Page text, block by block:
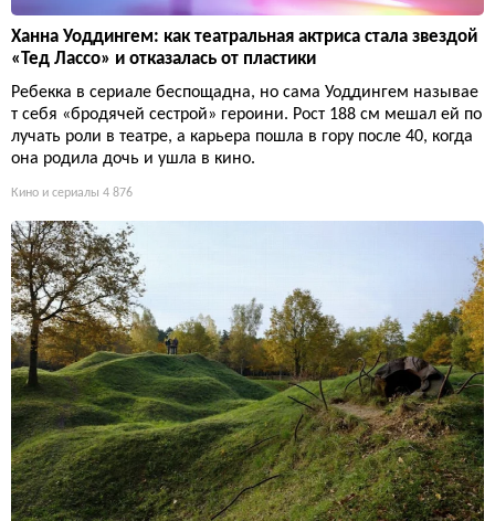
Ханна Уоддингем: как театральная актриса стала звездой
«Тед Лассо» и отказалась от пластики
Ребекка в сериале беспощадна, но сама Уоддингем называе
т себя «бродячей сестрой» героини. Рост 188 см мешал ей по
лучать роли в театре, а карьера пошла в гору после 40, когда
она родила дочь и ушла в кино.
Кино и сериалы 4 876